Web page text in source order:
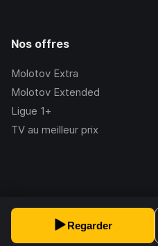
Regarder
Nos offres
Molotov Extra
Molotov Extended
Ligue 1+
TV au meilleur prix